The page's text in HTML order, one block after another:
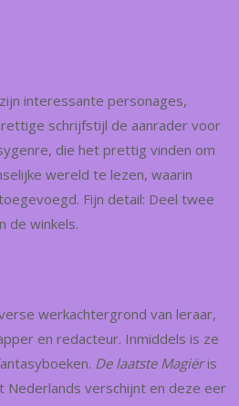
interessante personages,
schrijfstijl de aanrader voor
die het prettig vinden om
wereld te lezen, waarin
Fijn detail: Deel twee
de winkels.
werkachtergrond van leraar,
en redacteur. Inmiddels is ze
De laatste Magiëris
verschijnt en deze eer